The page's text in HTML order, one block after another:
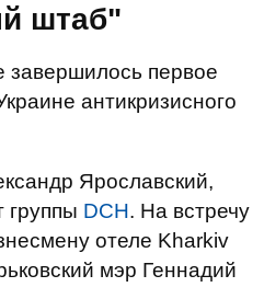
штаб"
завершилось первое
антикризисного
Ярославский,
группы DCH. На встречу
отеле Kharkiv
мэр Геннадий